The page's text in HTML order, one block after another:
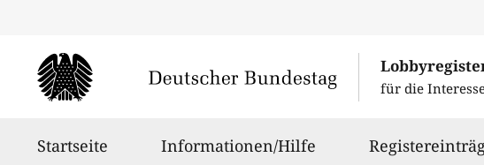
für die
Startseite Informationen/Hilfe